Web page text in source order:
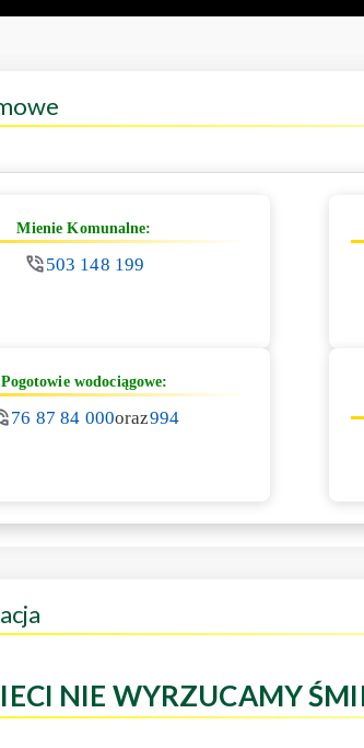
Mienie Komunalne:
503 148 199
Pogotowie wodociągowe:
76 87 84 000oraz994
NIE WYRZUCAMY